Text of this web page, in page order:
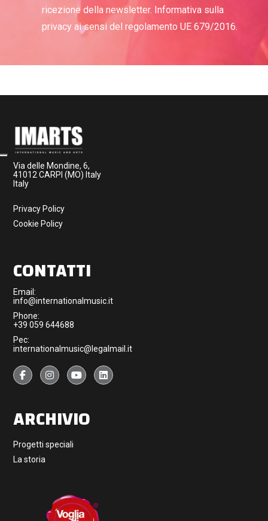
ricezione della newsletter. Informativa sulla
privacy ai sensi del regolamento UE 679/2016.
Via delle Mondine, 6,
41012 CARPI (MO) Italy
Italy
Privacy Policy
Cookie Policy
CONTATTI
Email:
info@internationalmusic.it
Phone:
+39 059 644688
Pec:
internationalmusic@legalmail.it
ARCHIVIO
Progetti speciali
La storia